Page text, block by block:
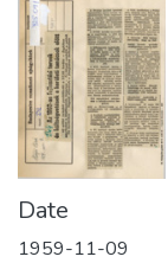
Date
1959-11-09